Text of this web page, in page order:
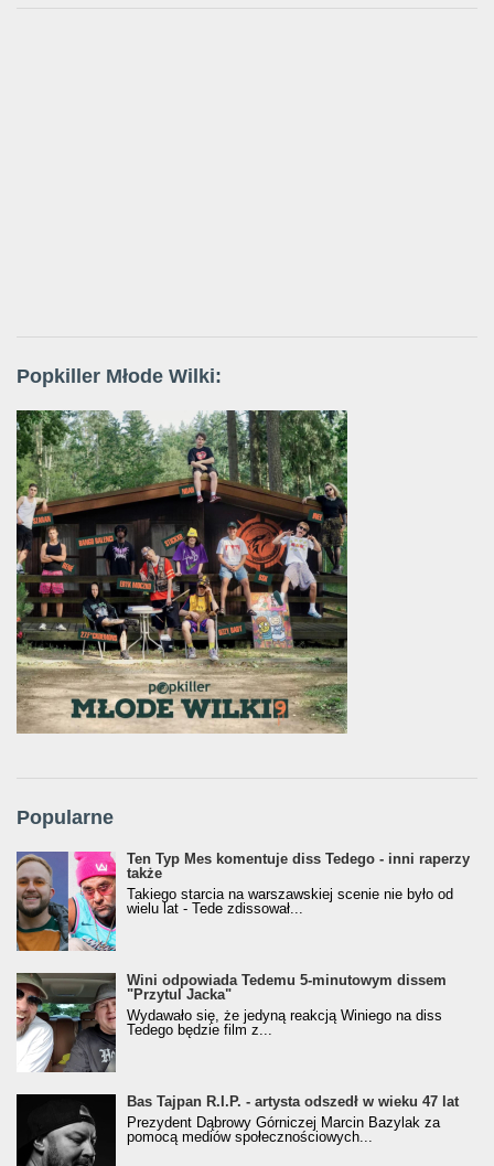
Popkiller Młode Wilki:
Popularne
Ten Typ Mes komentuje diss Tedego - inni raperzy
także
Takiego starcia na warszawskiej scenie nie było od
wielu lat - Tede zdissował...
Wini odpowiada Tedemu 5-minutowym dissem
"Przytul Jacka"
Wydawało się, że jedyną reakcją Winiego na diss
Tedego będzie film z...
Bas Tajpan R.I.P. - artysta odszedł w wieku 47 lat
Prezydent Dąbrowy Górniczej Marcin Bazylak za
pomocą mediów społecznościowych...